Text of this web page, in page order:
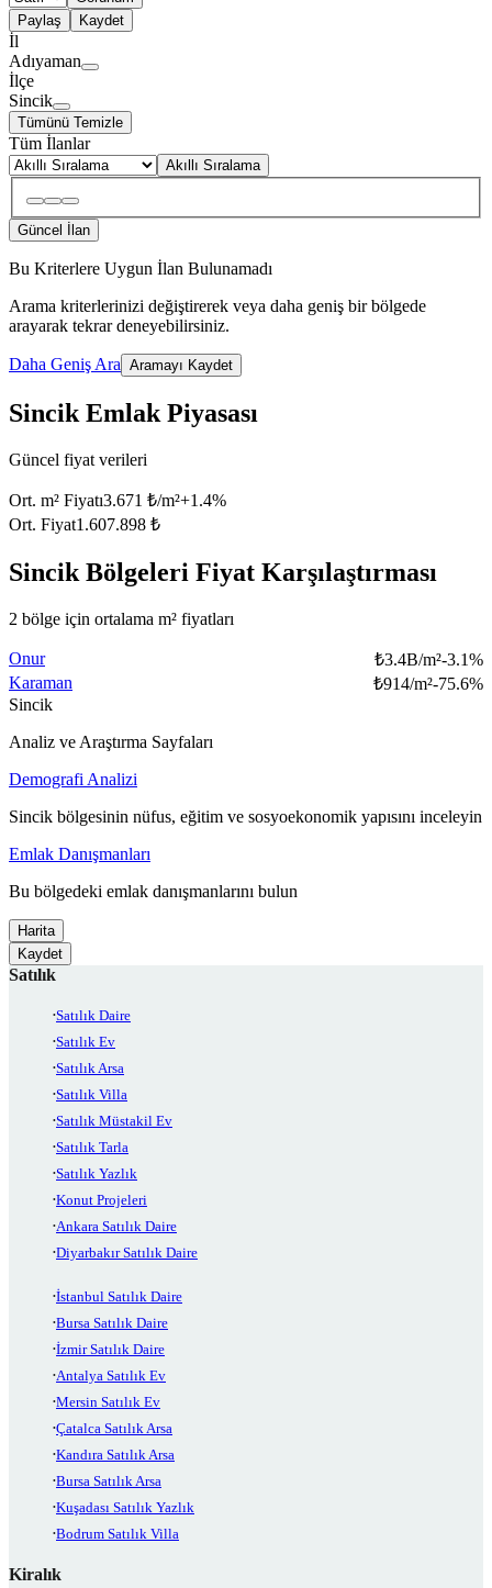
Paylaş
Kaydet
İl
Adıyaman
İlçe
Sincik
Tümünü Temizle
Tüm İlanlar
Akıllı Sıralama
Güncel İlan
Bu Kriterlere Uygun İlan Bulunamadı
Arama kriterlerinizi değiştirerek veya daha geniş bir bölgede
arayarak tekrar deneyebilirsiniz.
Daha Geniş Ara Aramayı Kaydet
Sincik Emlak Piyasası
Güncel fiyat verileri
Ort. m² Fiyatı3.671 ₺/m²+1.4%
Ort. Fiyat1.607.898 ₺
Sincik Bölgeleri Fiyat Karşılaştırması
2 bölge için ortalama m² fiyatları
Onur ₺3.4B/m²-3.1%
Karaman
₺914/m²-75.6%
Sincik
Analiz ve Araştırma Sayfaları
Demografi Analizi
Sincik bölgesinin nüfus, eğitim ve sosyoekonomik yapısını inceleyin
Emlak Danışmanları
Bu bölgedeki emlak danışmanlarını bulun
Harita
Kaydet
Satılık
Satılık Daire
Satılık Ev
Satılık Arsa
Satılık Villa
Satılık Müstakil Ev
Satılık Tarla
Satılık Yazlık
Konut Projeleri
Ankara Satılık Daire
Diyarbakır Satılık Daire
İstanbul Satılık Daire
Bursa Satılık Daire
İzmir Satılık Daire
Antalya Satılık Ev
Mersin Satılık Ev
Çatalca Satılık Arsa
Kandıra Satılık Arsa
Bursa Satılık Arsa
Kuşadası Satılık Yazlık
Bodrum Satılık Villa
Kiralık